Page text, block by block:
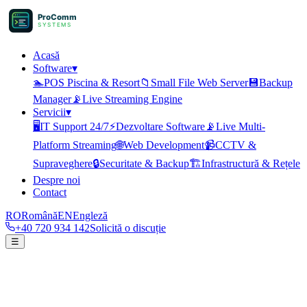
ProComm
SYSTEMS
Acasă
Software▾
🏊POS Piscina & Resort📁 Small File Web Server💾Backup
Manager📡Live Streaming Engine
Servicii▾
🖥️IT Support 24/7⚡Dezvoltare Software 📡Live Multi-
Platform Streaming🌐Web Development📹CCTV &
Supraveghere🔒Securitate & Backup🏗️Infrastructură & Rețele
Despre noi
Contact
RORomânăENEngleză
+40 720 934 142Solicită o discuție
☰